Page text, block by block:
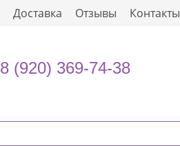
Доставка Отзывы Контакты
8 (920) 369-74-38